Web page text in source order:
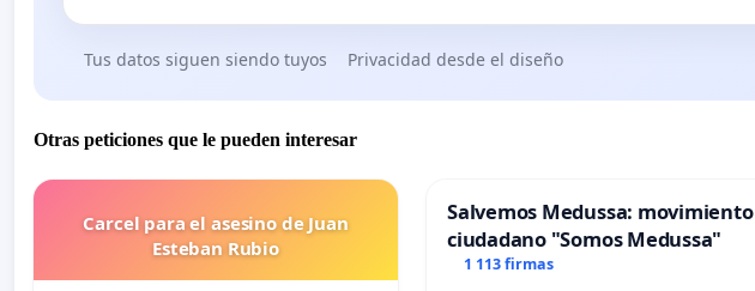
Tus datos siguen siendo tuyos Privacidad desde el diseño
Otras peticiones que le pueden interesar
Carcel para el asesino de Juan
Esteban Rubio
Salvemos Medussa: movimiento
ciudadano "Somos Medussa"
1 113 firmas